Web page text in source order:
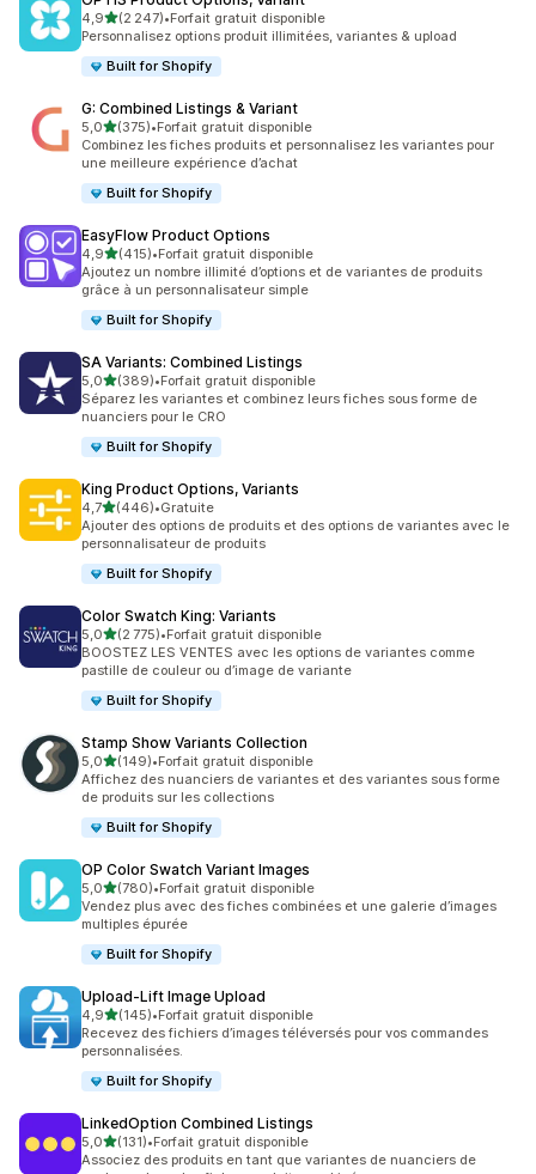
4,9étoile(s) sur 5
(2 247)
2247 avis au total
•Forfait gratuit disponible
Personnalisez options produit illimitées, variantes & upload
Built for Shopify
G: Combined Listings & Variant
5,0étoile(s) sur 5
(375)
375 avis au total
•Forfait gratuit disponible
Combinez les fiches produits et personnalisez les variantes pour
une meilleure expérience d’achat
Built for Shopify
EasyFlow Product Options
4,9étoile(s) sur 5
(415)
415 avis au total
•Forfait gratuit disponible
Ajoutez un nombre illimité d’options et de variantes de produits
grâce à un personnalisateur simple
Built for Shopify
SA Variants: Combined Listings
5,0étoile(s) sur 5
(389)
389 avis au total
•Forfait gratuit disponible
Séparez les variantes et combinez leurs fiches sous forme de
nuanciers pour le CRO
Built for Shopify
King Product Options, Variants
4,7étoile(s) sur 5
(446)
446 avis au total
•Gratuite
Ajouter des options de produits et des options de variantes avec le
personnalisateur de produits
Built for Shopify
Color Swatch King: Variants
5,0étoile(s) sur 5
(2 775)
2775 avis au total
•Forfait gratuit disponible
BOOSTEZ LES VENTES avec les options de variantes comme
pastille de couleur ou d’image de variante
Built for Shopify
Stamp Show Variants Collection
5,0étoile(s) sur 5
(149)
149 avis au total
•Forfait gratuit disponible
Affichez des nuanciers de variantes et des variantes sous forme
de produits sur les collections
Built for Shopify
OP Color Swatch Variant Images
5,0étoile(s) sur 5
(780)
780 avis au total
•Forfait gratuit disponible
Vendez plus avec des fiches combinées et une galerie d’images
multiples épurée
Built for Shopify
Upload‑Lift Image Upload
4,9étoile(s) sur 5
(145)
145 avis au total
•Forfait gratuit disponible
Recevez des fichiers d’images téléversés pour vos commandes
personnalisées.
Built for Shopify
LinkedOption Combined Listings
5,0étoile(s) sur 5
(131)
131 avis au total
•Forfait gratuit disponible
Associez des produits en tant que variantes de nuanciers de